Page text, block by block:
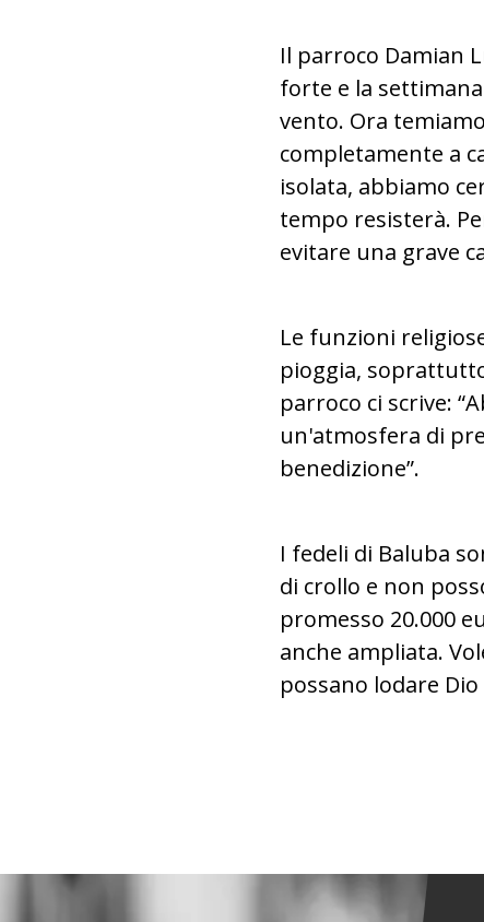
Il parroco Damian
forte e la
vento. Ora
completamente a
isolata, abbiamo
tempo resisterà.
evitare una grave
Le funzioni
pioggia,
parroco ci scrive:
un'atmosfera di
benedizione”.
I fedeli di Baluba
di crollo e non
promesso 20.000
anche ampliata.
possano lodare